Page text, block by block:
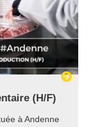
Mécanicien
Une entreprise